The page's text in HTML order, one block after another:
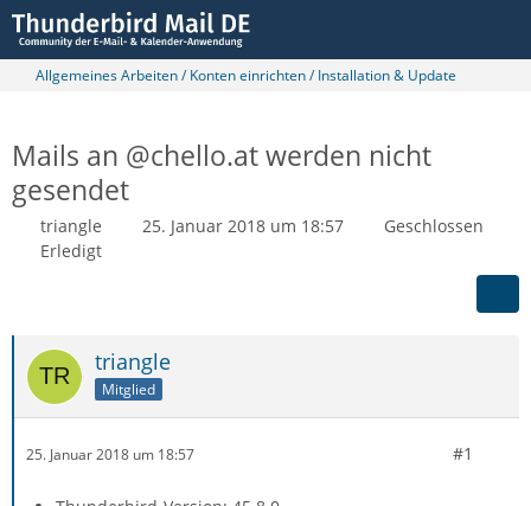
Allgemeines Arbeiten / Konten einrichten / Installation & Update
Mails an @chello.at werden nicht
gesendet
triangle 25. Januar 2018 um 18:57
Geschlossen
Erledigt
triangle
Mitglied
25. Januar 2018 um 18:57 #1